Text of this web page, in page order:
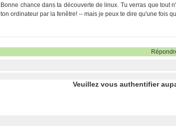
Bonne chance dans ta découverte de linux. Tu verras que tout
ton ordinateur par la fenêtre! -- mais je peux te dire qu'une fois
Veuillez vous authentifier